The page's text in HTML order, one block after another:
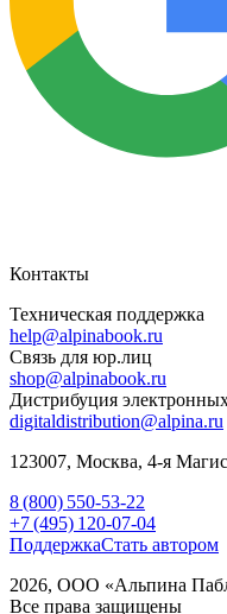
Контакты
Техническая поддержка
help@alpinabook.ru
Связь для юр.лиц
shop@alpinabook.ru
Дистрибуция
digitaldistribution@alpina.ru
123007, Москва, 4-я
8 (800) 550-53-22
+7 (495) 120-07-04
ПоддержкаСтать автором
2026, ООО «Альпина
Все права защищены